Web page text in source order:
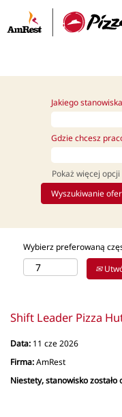
Jakiego
Gdzie chcesz
Pokaż więcej opcji
Wybierz preferowaną
Shift Leader Pizza
Data: 11 cze 2026
Firma:AmRest
Niestety, stanowisko zostało